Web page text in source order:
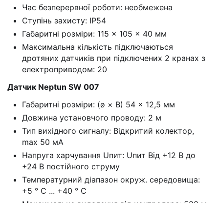
Час безперервної роботи: необмежена
Ступінь захисту: IP54
Габаритні розміри: 115 × 105 × 40 мм
Максимальна кількість підключаються
дротяних датчиків при підключених 2 кранах з
електроприводом: 20
Датчик Neptun SW 007
Габаритні розміри: (ø × В) 54 × 12,5 мм
Довжина установчого проводу: 2 м
Тип вихідного сигналу: Відкритий колектор,
mах 50 мА
Напруга харчування Uпит: Uпит Від +12 В до
+24 В постійного струму
Температурний діапазон окруж. середовища:
+5 ° С ... +40 ° С